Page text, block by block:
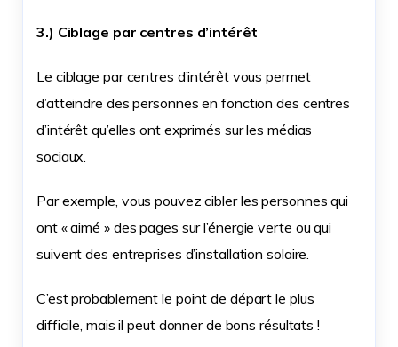
3.) Ciblage par centres d’intérêt
Le ciblage par centres d’intérêt vous permet
d’atteindre des personnes en fonction des centres
d’intérêt qu’elles ont exprimés sur les médias
sociaux.
Par exemple, vous pouvez cibler les personnes qui
ont « aimé » des pages sur l’énergie verte ou qui
suivent des entreprises d’installation solaire.
C’est probablement le point de départ le plus
difficile, mais il peut donner de bons résultats !